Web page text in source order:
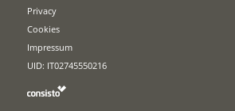
Privacy
Cookies
Impressum
UID: IT02745550216